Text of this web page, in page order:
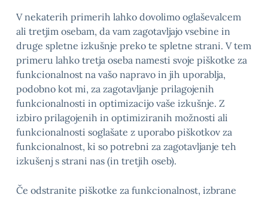
V nekaterih primerih lahko dovolimo oglaševalcem
ali tretjim osebam, da vam zagotavljajo vsebine in
druge spletne izkušnje preko te spletne strani. V tem
primeru lahko tretja oseba namesti svoje piškotke za
funkcionalnost na vašo napravo in jih uporablja,
podobno kot mi, za zagotavljanje prilagojenih
funkcionalnosti in optimizacijo vaše izkušnje. Z
izbiro prilagojenih in optimiziranih možnosti ali
funkcionalnosti soglašate z uporabo piškotkov za
funkcionalnost, ki so potrebni za zagotavljanje teh
izkušenj s strani nas (in tretjih oseb).
Če odstranite piškotke za funkcionalnost, izbrane